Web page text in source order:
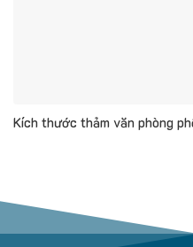
Kích thước thảm văn phòng